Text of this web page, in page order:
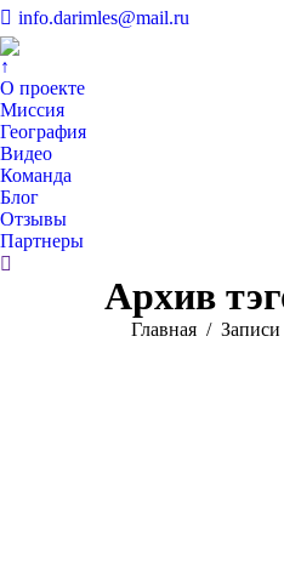
info.darimles@mail.ru
↑
О проекте
Миссия
География
Видео
Команда
Блог
Отзывы
Партнеры
Поиск:
Архив
Вы здесь:
Главная Записи